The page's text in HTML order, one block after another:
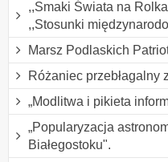
,,Smaki Świata na
,,Stosunki
Marsz Podlaskich
Różaniec przebłagalny
„Modlitwa i pikieta
„Popularyzacja
Białegostoku".